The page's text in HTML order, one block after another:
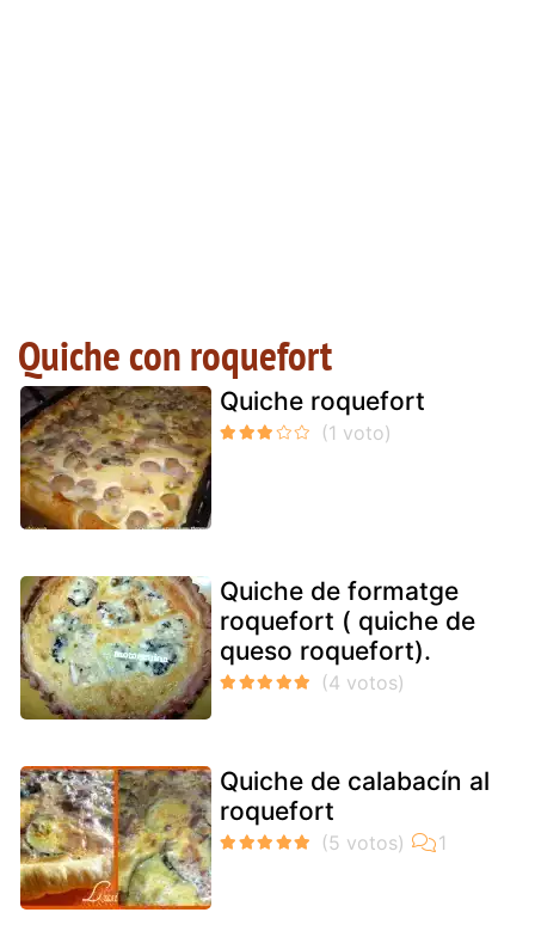
Quiche con roquefort
Quiche roquefort
Quiche de formatge
roquefort ( quiche de
queso roquefort).
Quiche de calabacín al
roquefort